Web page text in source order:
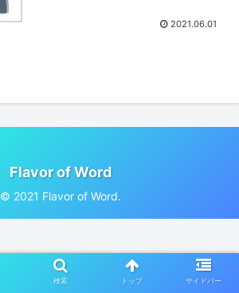
2021.06.01
Flavor of Word
© 2021 Flavor of Word.
検索 トップ サイドバー